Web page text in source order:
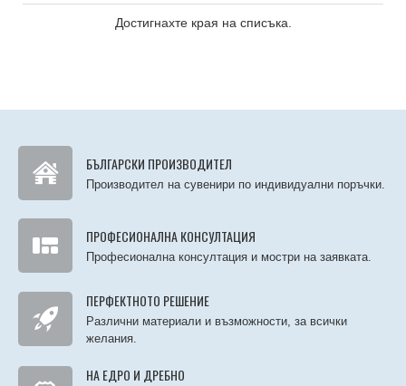
Достигнахте края на списъка.
БЪЛГАРСКИ ПРОИЗВОДИТЕЛ
Производител на сувенири по индивидуални поръчки.
ПРОФЕСИОНАЛНА КОНСУЛТАЦИЯ
Професионална консултация и мостри на заявката.
ПЕРФЕКТНОТО РЕШЕНИЕ
Различни материали и възможности, за всички
желания.
НА ЕДРО И ДРЕБНО